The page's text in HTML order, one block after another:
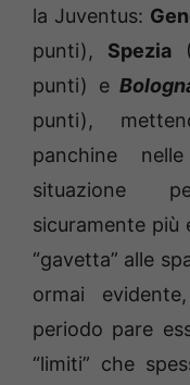
la Juventus:
punti), Spezia
punti) e
punti),
panchine
situazione
sicuramente più
“gavetta” alle
ormai
periodo pare
“limiti” che